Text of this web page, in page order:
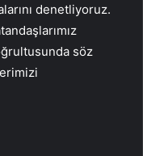
denetliyoruz.
söz